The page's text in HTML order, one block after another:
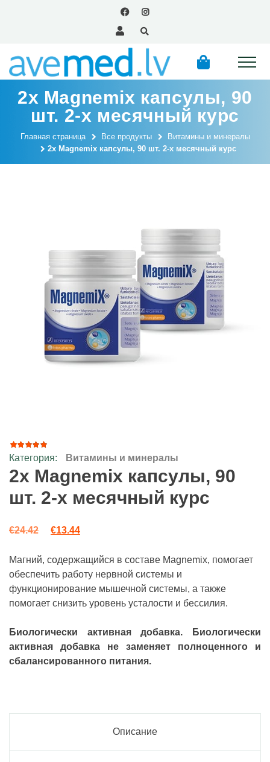
2x Magnemix капсулы, 90
шт. 2-х месячный курс
Главная страница Все продукты
Витамины и минералы
2x Magnemix капсулы, 90 шт. 2-х месячный курс
Рейтинг
4.88 из
5 на
основе
опроса
16
Категория: Витамины и минералы
2x Magnemix капсулы, 90
шт. 2-х месячный курс
€24.42 Первоначальная цена составляла €24.42.
€13.44Текущая цена: €13.44.
Магний, содержащийся в составе Magnemix, помогает
обеспечить работу нервной системы и
функционирование мышечной системы, а также
помогает снизить уровень усталости и бессилия.
Биологически активная добавка. Биологически
активная добавка не заменяет полноценного и
сбалансированного питания.
Описание